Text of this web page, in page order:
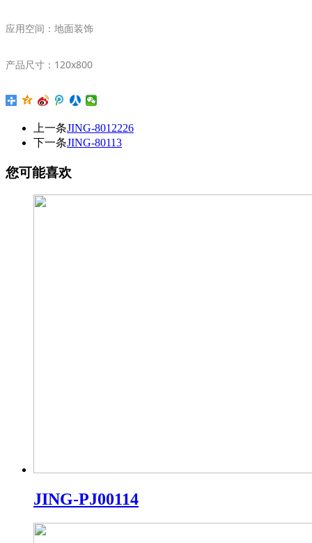
应用空间：地面装饰
产品尺寸：120x800
上一条JING-8012226
下一条JING-80113
您可能喜欢
JING-PJ00114